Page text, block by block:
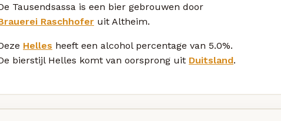
Tausendsassa is een bier gebrouwen door
Raschhofer uit Altheim.
Helles heeft een alcohol percentage van 5.0%.
bierstijl Helles komt van oorsprong uit Duitsland.